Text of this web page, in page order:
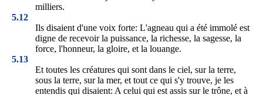
milliers.
5.12
Ils disaient d'une voix forte: L'agneau qui a été immolé est
digne de recevoir la puissance, la richesse, la sagesse, la
force, l'honneur, la gloire, et la louange.
5.13
Et toutes les créatures qui sont dans le ciel, sur la terre,
sous la terre, sur la mer, et tout ce qui s'y trouve, je les
entendis qui disaient: A celui qui est assis sur le trône, et à